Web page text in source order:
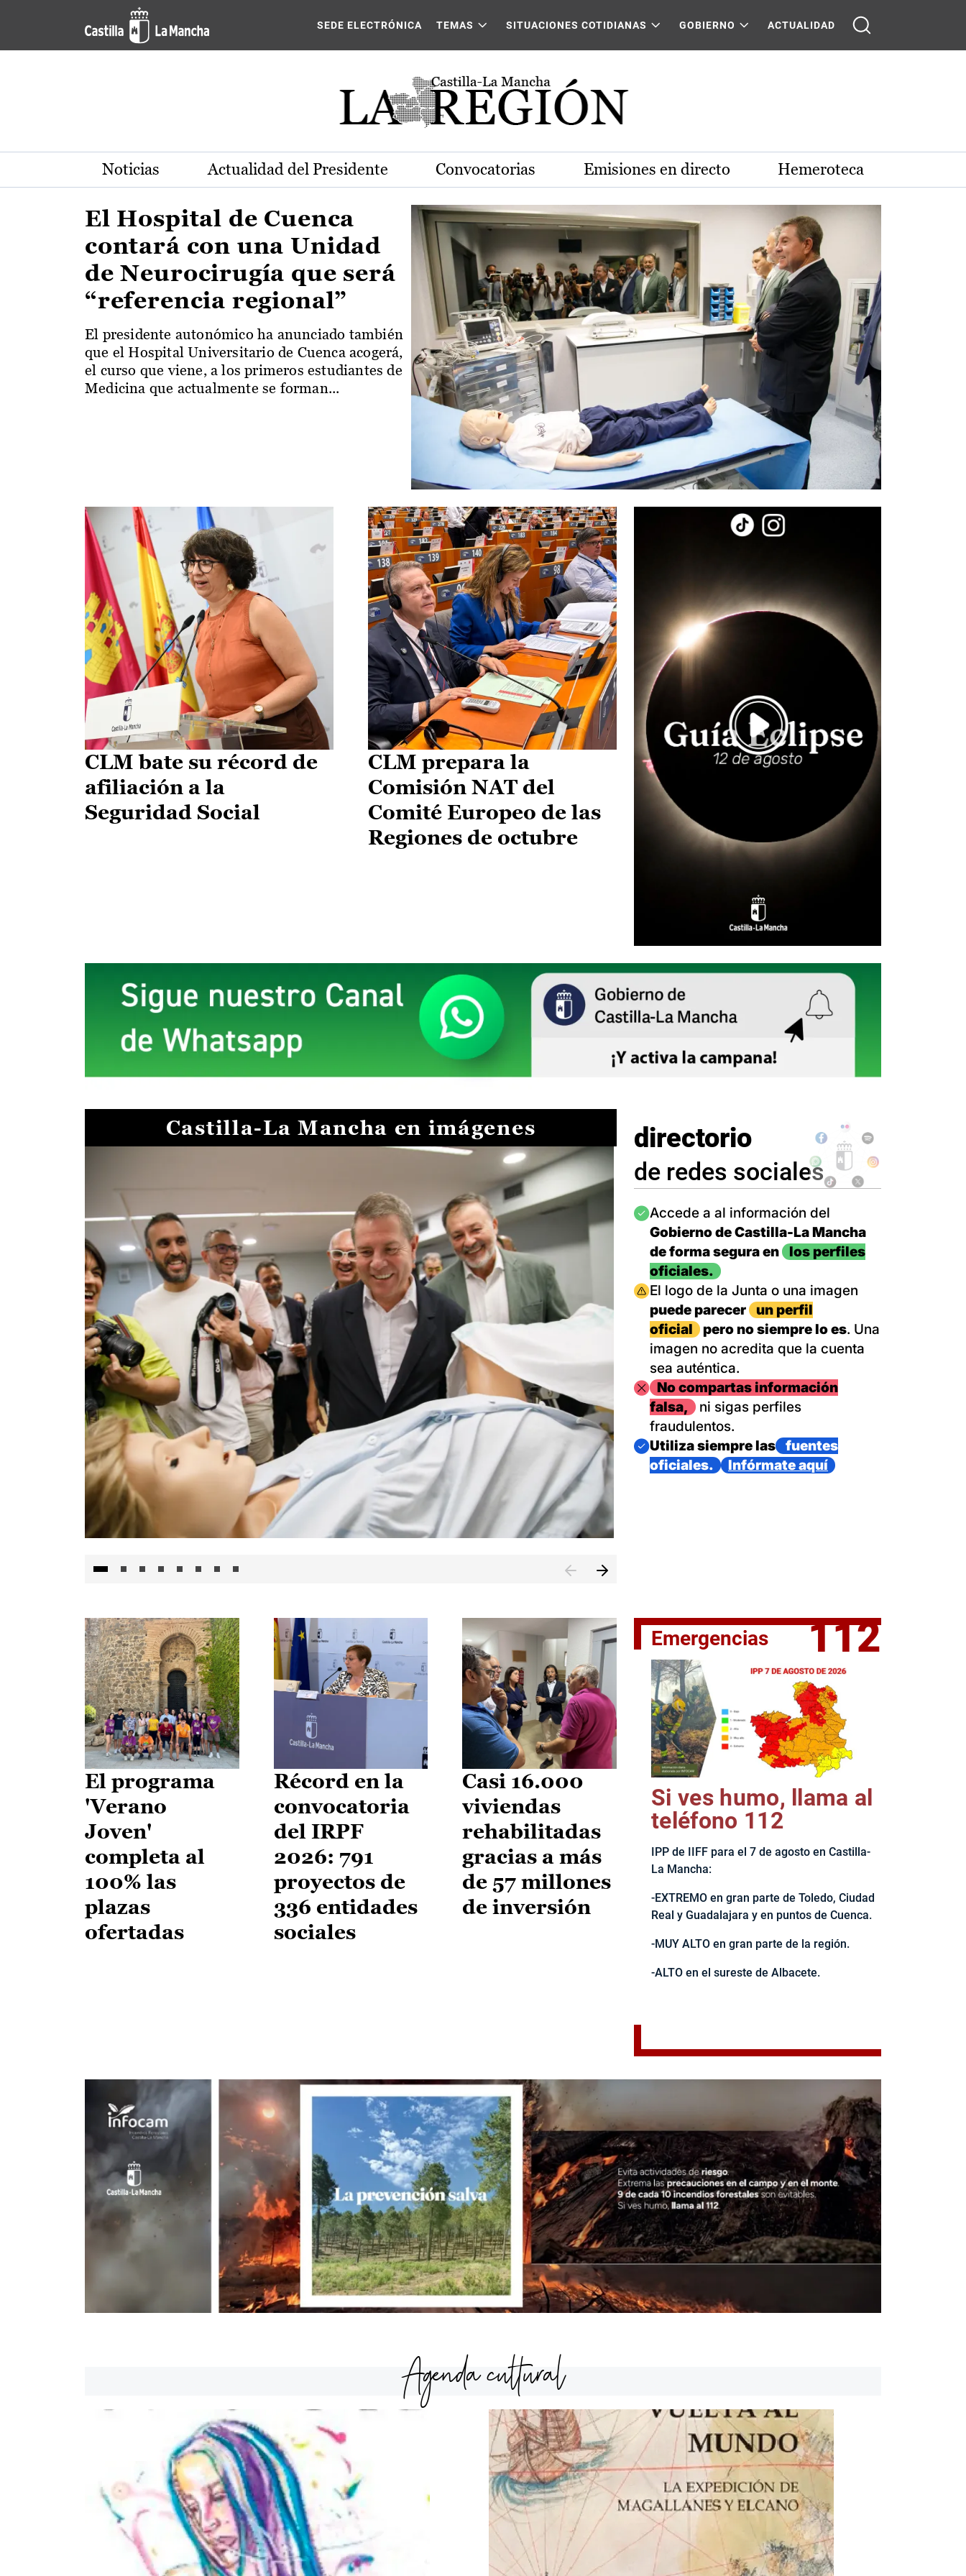
Pasar al contenido principal
Actualidad de la región de Castilla-La Mancha
SEDE ELECTRÓNICA TEMAS SITUACIONES COTIDIANAS GOBIERNO ACTUALIDAD
Noticias Actualidad del Presidente Convocatorias Emisiones en directo Hemeroteca
El Hospital de Cuenca
contará con una Unidad
de Neurocirugía que será
“referencia regional”
El presidente autonómico ha anunciado también
que el Hospital Universitario de Cuenca acogerá,
el curso que viene, a los primeros estudiantes de
Medicina que actualmente se forman...
CLM bate su récord de
afiliación a la
Seguridad Social
CLM prepara la
Comisión NAT del
Comité Europeo de las
Regiones de octubre
Castilla-La Mancha en imágenes
El jefe del Ejecutivo castellanomanchego, Emiliano García-
directorio
de redes sociales
Imagen
Accede a al información del
Gobierno de Castilla-La Mancha
de forma segura en
los perfiles
oficiales.
Imagen
El logo de la Junta o una imagen
puede parecer
un perfil
oficial
pero no siempre lo es. Una
imagen no acredita que la cuenta
sea auténtica.
ImagenNo compartas información
falsa,
ni sigas perfiles
fraudulentos.
Imagen
Utiliza siempre las
fuentes
oficiales.
Infórmate aquí
El programa
'Verano
Joven'
completa al
100% las
plazas
ofertadas
Récord en la
convocatoria
del IRPF
2026: 791
proyectos de
336 entidades
sociales
Casi 16.000
viviendas
rehabilitadas
gracias a más
de 57 millones
de inversión
Emergencias 112
Si ves humo, llama al
teléfono 112
IPP de IIFF para el 7 de agosto en Castilla-
La Mancha:
-EXTREMO en gran parte de Toledo, Ciudad
Real y Guadalajara y en puntos de Cuenca.
-MUY ALTO en gran parte de la región.
-ALTO en el sureste de Albacete.
Agenda cultural